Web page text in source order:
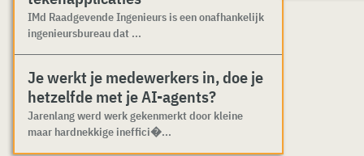
IMd Raadgevende Ingenieurs is een onafhankelijk
ingenieursbureau dat ...
Je werkt je medewerkers in, doe je
hetzelfde met je AI-agents?
Jarenlang werd werk gekenmerkt door kleine
maar hardnekkige ineffici�...